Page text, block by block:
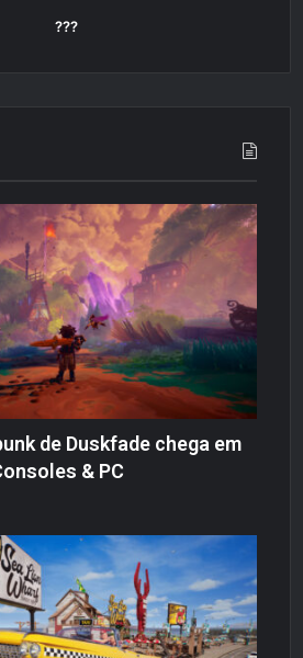
???
de Duskfade chega em
& PC